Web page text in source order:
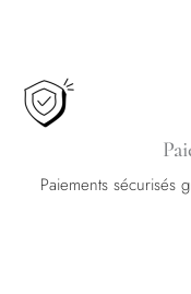
Paiements sécurisés